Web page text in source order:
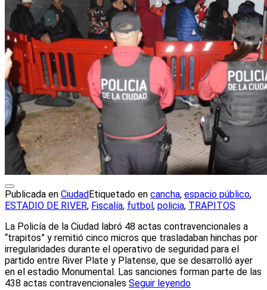
Publicada en Ciudad Etiquetado en cancha, espacio público,
ESTADIO DE RIVER, Fiscalía, futbol , policia, TRAPITOS
La Policía de la Ciudad labró 48 actas contravencionales a
“trapitos” y remitió cinco micros que trasladaban hinchas por
irregularidades durante el operativo de seguridad para el
partido entre River Plate y Platense, que se desarrolló ayer
en el estadio Monumental. Las sanciones forman parte de las
438 actas contravencionales Seguir leyendo